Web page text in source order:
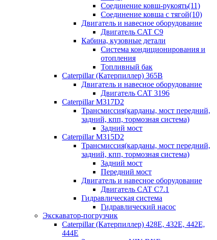
Соединение ковш-рукоять(11)
Соединение ковша с тягой(10)
Двигатель и навесное оборудование
Двигатель CAT C9
Кабина, кузовные детали
Система кондиционирования и
отопления
Топливный бак
Caterpillar (Катерпиллер) 365B
Двигатель и навесное оборудование
Двигатель CAT 3196
Caterpillar M317D2
Трансмиссия(карданы, мост передний,
задний, кпп, тормозная система)
Задний мост
Caterpillar M315D2
Трансмиссия(карданы, мост передний,
задний, кпп, тормозная система)
Задний мост
Передний мост
Двигатель и навесное оборудование
Двигатель CAT C7.1
Гидравлическая система
Гидравлический насос
Экскаватор-погрузчик
Caterpillar (Катерпиллер) 428E, 432E, 442E,
444E